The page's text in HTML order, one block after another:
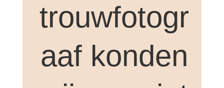
trouwfotogr
aaf konden